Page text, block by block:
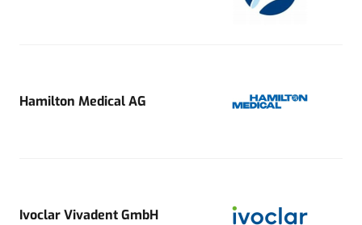
Hamilton Medical AG
Ivoclar Vivadent GmbH